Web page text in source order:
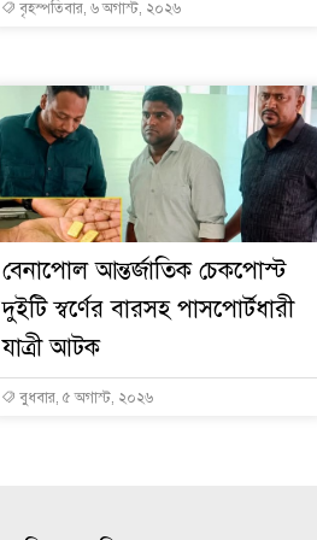
বৃহস্পতিবার, ৬ অগাস্ট, ২০২৬
বেনাপোল আন্তর্জাতিক চেকপোস্ট
দুইটি স্বর্ণের বারসহ পাসপোর্টধারী
যাত্রী আটক
বুধবার, ৫ অগাস্ট, ২০২৬